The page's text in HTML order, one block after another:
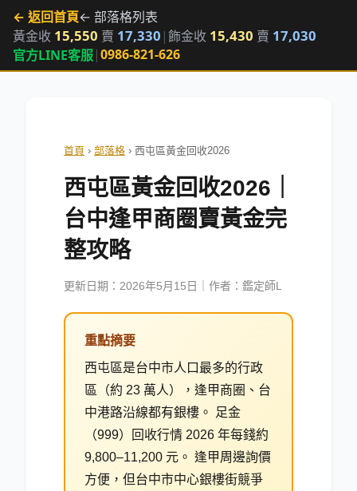
← 返回首頁← 部落格列表
黃金收 15,550 賣 17,330 |飾金收 15,430 賣 17,030
官方LINE客服|0986-821-626
首頁 › 部落格 › 西屯區黃金回收2026
西屯區黃金回收2026｜
台中逢甲商圈賣黃金完
整攻略
更新日期： 2026年5月15日 ｜作者：鑑定師L
重點摘要
西屯區是台中市人口最多的行政
區（約 23 萬人），逢甲商圈、台
中港路沿線都有銀樓。 足金
（999）回收行情 2026 年每錢約
9,800–11,200 元 。 逢甲周邊詢價
方便，但台中市中心銀樓街競爭